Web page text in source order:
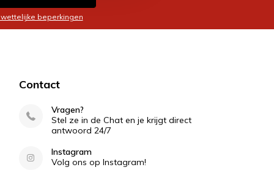
beperkingen
Contact
Vragen?
Stel ze in de Chat en je krijgt direct
antwoord 24/7
Instagram
Volg ons op Instagram!